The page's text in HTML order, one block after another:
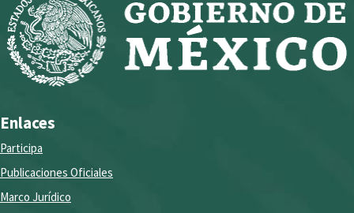
Enlaces
Participa
Publicaciones Oficiales
Marco Jurídico